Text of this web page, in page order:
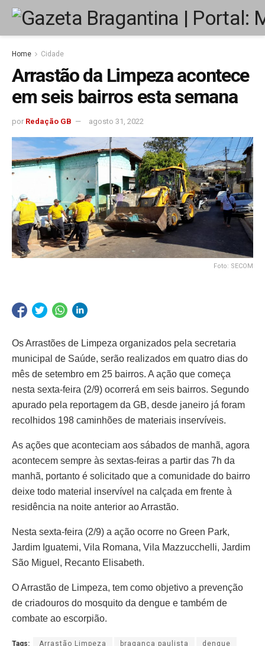
Home Cidade
Arrastão da Limpeza acontece
em seis bairros esta semana
por Redação GB agosto 31, 2022
Foto: SECOM
Os Arrastões de Limpeza organizados pela secretaria
municipal de Saúde, serão realizados em quatro dias do
mês de setembro em 25 bairros. A ação que começa
nesta sexta-feira (2/9) ocorrerá em seis bairros. Segundo
apurado pela reportagem da GB, desde janeiro já foram
recolhidos 198 caminhões de materiais inservíveis.
As ações que aconteciam aos sábados de manhã, agora
acontecem sempre às sextas-feiras a partir das 7h da
manhã, portanto é solicitado que a comunidade do bairro
deixe todo material inservível na calçada em frente à
residência na noite anterior ao Arrastão.
Nesta sexta-feira (2/9) a ação ocorre no Green Park,
Jardim Iguatemi, Vila Romana, Vila Mazzucchelli, Jardim
São Miguel, Recanto Elisabeth.
O Arrastão de Limpeza, tem como objetivo a prevenção
de criadouros do mosquito da dengue e também de
combate ao escorpião.
Tags: Arrastão Limpeza bragança paulista dengue